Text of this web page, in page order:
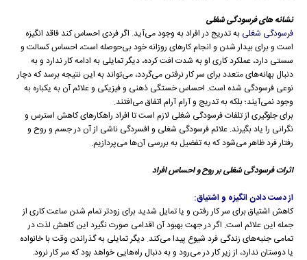
نشانه های فرسودگی شغلی
فرسودگی شغلی به تدریج در افراد به وجود می‌آید. اگر فردی احساس کند فاقد انگیزه
است و برای بیدار شدن و انجام کارهای روزانه خود بی‌حوصله است، احساس کسالت و
سستی دارد، عملکرد کاری او به شدت افت کرده، دیگر تمایلی به ادامه کار ندارد و به
دنبال بهانه‌های متعدد برای سر کار نرفتن می‌گردد، می‌تواند به این نتیجه برسد که دچار
نوعی فرسودگی شده است. احساس خستگی ذهنی و فیزیکی و علائم آن به یکباره به
وجود نمی‌آیند؛ بلکه به تدریج و آرام آرام اتفاق می‌افتند.
برای جلوگیری از تلفات فرسودگی شغلی لازم است تا افراد راهکار‌های کاهش استرس و
نگرانی را یاد بگیرند. علائم فرسودگی شغلی و افسردگی ناشی از آن در جسم و روح و
رفتار فرد ظاهر می‌شود که به تفضیل به بررسی آن‌ها می‌پردازیم.
اثرات فرسودگی شغلی بر روح و احساس افراد
از دست دادن انگیزه و اشتیاق:
کاهش اشتیاق برای سر کار رفتن و یا تمایل شدید برای زودتر تمام شدن ساعت کاری از
جمله این علائم است. اگر در جهت بهبود آن اقدامی صورت نگیرد این کاهش لذت در
تمامی جنبه‌های زندگی فرد شیوع پیدا می‌کند. دیگر تمایلی به گذراندن وقت با خانواده
یا دوستان ندارد، از زیر کار در می‌رود و به دنبال راه‌هایی خواهد بود که سر کار نرود.